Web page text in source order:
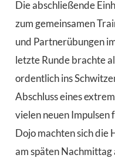
Die abschließende
zum gemeinsamen
und Partnerübungen
letzte Runde brachte
ordentlich ins
Abschluss eines
vielen neuen Impulsen
Dojo machten sich
am späten